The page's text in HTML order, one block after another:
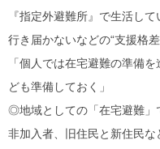
『指定外避難所』で生活し
行き届かないなどの“支援格
「個人では在宅避難の準備
ども準備しておく」
◎地域としての「在宅避難」
非加入者、旧住民と新住民な